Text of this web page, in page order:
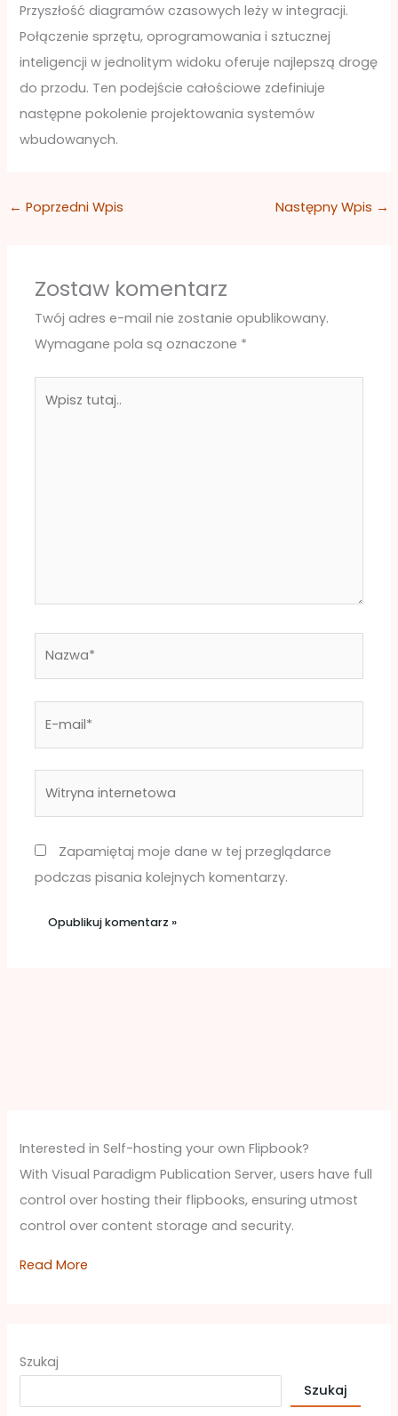
Przyszłość diagramów czasowych leży w integracji.
Połączenie sprzętu, oprogramowania i sztucznej
inteligencji w jednolitym widoku oferuje najlepszą drogę
do przodu. Ten podejście całościowe zdefiniuje
następne pokolenie projektowania systemów
wbudowanych.
← Poprzedni Wpis Następny Wpis →
Zostaw komentarz
Twój adres e-mail nie zostanie opublikowany.
Wymagane pola są oznaczone *
tutaj..
Zapamiętaj moje dane w tej przeglądarce
podczas pisania kolejnych komentarzy.
Interested in Self-hosting your own Flipbook?
With Visual Paradigm Publication Server, users have full
control over hosting their flipbooks, ensuring utmost
control over content storage and security.
Read More
Szukaj
Szukaj